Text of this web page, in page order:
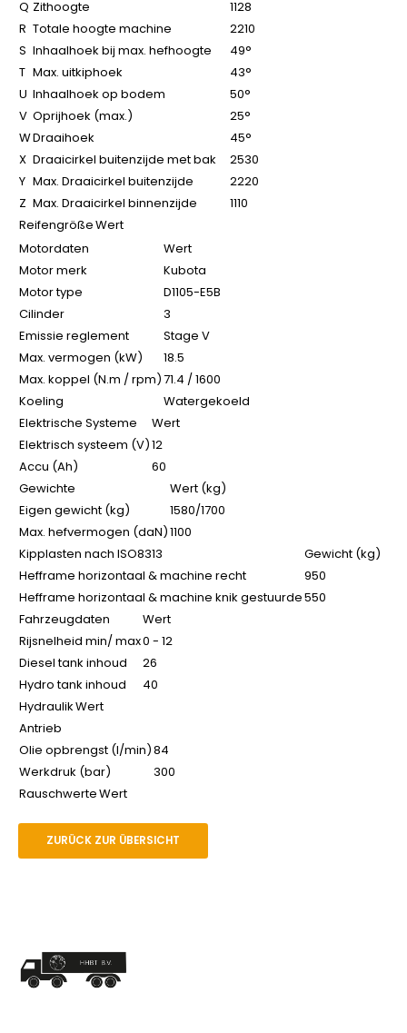
Q Zithoogte
1128
R Totale hoogte machine
2210
S Inhaalhoek bij max. hefhoogte
49°
T Max. uitkiphoek
43°
U Inhaalhoek op bodem
50°
V Oprijhoek (max.)
25°
WDraaihoek
45°
X Draaicirkel buitenzijde met bak
2530
Y Max. Draaicirkel buitenzijde
2220
Z Max. Draaicirkel binnenzijde
1110
ReifengrößeWert
Motordaten
Wert
Motor merk
Kubota
Motor type
D1105-E5B
Cilinder
3
Emissie reglement
Stage V
Max. vermogen (kW)
18.5
Max. koppel (N.m / rpm)71.4 / 1600
Koeling
Watergekoeld
Elektrische Systeme
Wert
Elektrisch systeem (V)12
Accu (Ah)
60
Gewichte
Wert (kg)
Eigen gewicht (kg)
1580/1700
Max. hefvermogen (daN)1100
Kipplasten nach ISO8313
Gewicht (kg)
Hefframe horizontaal & machine recht
950
Hefframe horizontaal & machine knik gestuurde550
Fahrzeugdaten
Wert
Rijsnelheid min/ max0 - 12
Diesel tank inhoud
26
Hydro tank inhoud
40
HydraulikWert
Antrieb
Olie opbrengst (l/min)84
Werkdruk (bar)
300
RauschwerteWert
ZURÜCK ZUR ÜBERSICHT